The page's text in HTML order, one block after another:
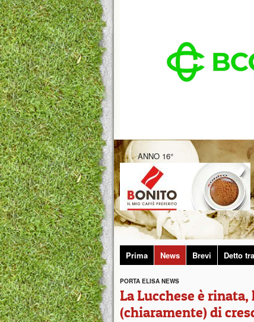
ANNO 16°
Prima News Brevi Detto
PORTA ELISA NEWS
La Lucchese è
(chiaramente) di